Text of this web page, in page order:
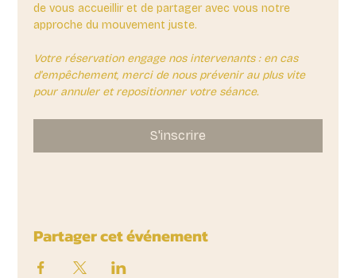
de vous accueillir et de partager avec vous notre
approche du mouvement juste.
Votre réservation engage nos intervenants : en cas
d'empêchement, merci de nous prévenir au plus vite
pour annuler et repositionner votre séance.
S'inscrire
Partager cet événement